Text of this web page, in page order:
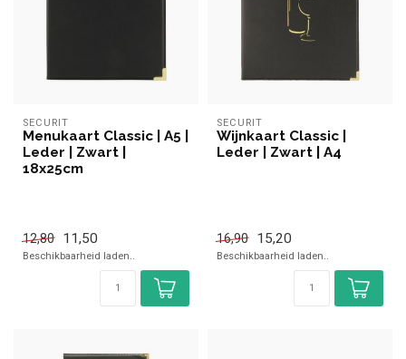
SECURIT
Menukaart Classic | A5 |
Leder | Zwart |
18x25cm
12,80 11,50
Beschikbaarheid laden..
SECURIT
Wijnkaart Classic |
Leder | Zwart | A4
16,90 15,20
Beschikbaarheid laden..